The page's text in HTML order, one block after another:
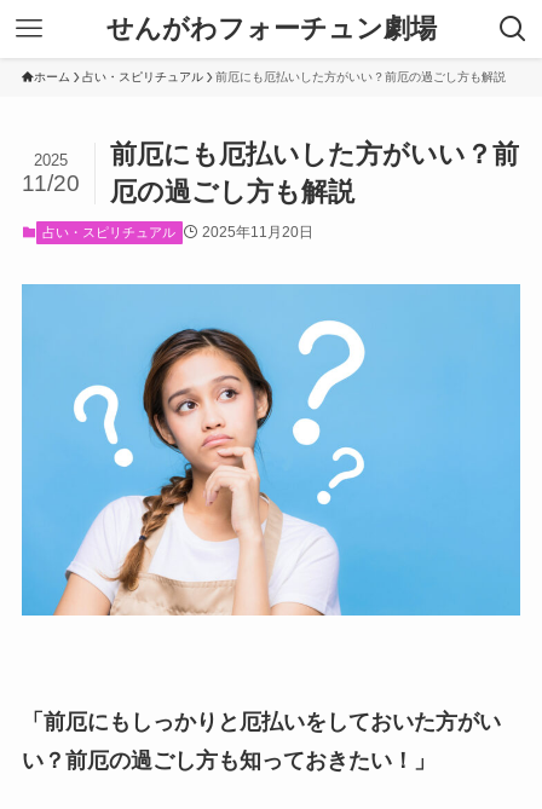
せんがわフォーチュン劇場
ホーム 占い・スピリチュアル 前厄にも厄払いした方がいい？前厄の過ごし方も解説
前厄にも厄払いした方がいい？前
厄の過ごし方も解説
2025
11/20
占い・スピリチュアル 2025年11月20日
「前厄にもしっかりと厄払いをしておいた方がい
い？前厄の過ごし方も知っておきたい！」